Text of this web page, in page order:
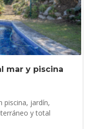
mar y piscina
piscina, jardín,
y total